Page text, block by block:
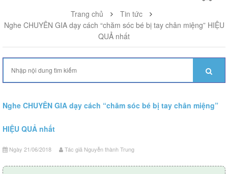
Trang chủ
Tin tức
Nghe CHUYÊN GIA dạy cách “chăm sóc bé bị tay chân miệng” HIỆU
QUẢ nhất
Nghe CHUYÊN GIA dạy cách “chăm sóc bé bị tay chân miệng”
HIỆU QUẢ nhất
Ngày 21/06/2018 Tác giả Nguyễn thành Trung